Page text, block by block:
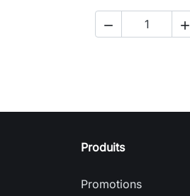
 
Produits
Promotions